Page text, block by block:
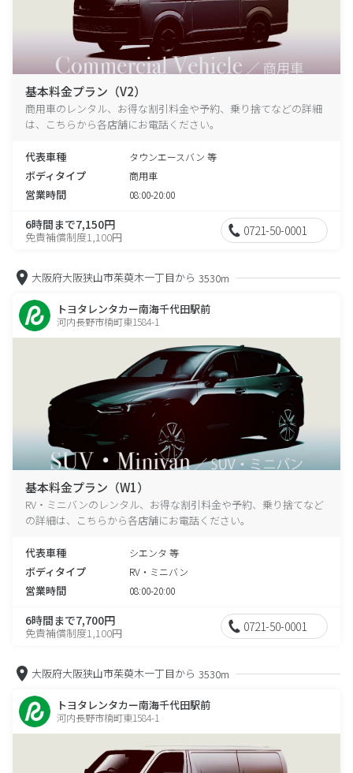
基本料金プラン（V2）
商用車のレンタル、お得な割引料金や予約、乗り捨てなどの詳細
は、こちらから各店舗にお電話ください。
代表車種 タウンエースバン 等
ボディタイプ 商用車
営業時間 08:00-20:00
6時間まで7,150円
免責補償制度1,100円 0721-50-0001
大阪府大阪狭山市茱萸木一丁目から 3530m
トヨタレンタカー南海千代田駅前
河内長野市楠町東1584-1
基本料金プラン（W1）
RV・ミニバンのレンタル、お得な割引料金や予約、乗り捨てなど
の詳細は、こちらから各店舗にお電話ください。
代表車種 シエンタ 等
ボディタイプ RV・ミニバン
営業時間 08:00-20:00
6時間まで7,700円
免責補償制度1,100円 0721-50-0001
大阪府大阪狭山市茱萸木一丁目から 3530m
トヨタレンタカー南海千代田駅前
河内長野市楠町東1584-1